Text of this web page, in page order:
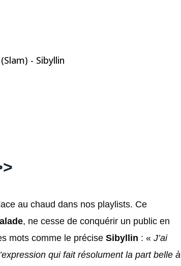
- Sibyllin
au chaud dans nos playlists. Ce
, ne cesse de conquérir un public en
mots comme le précise Sibyllin : « J’ai
qui fait résolument la part belle à